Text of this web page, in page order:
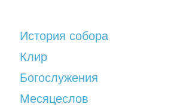
История собора
Клир
Богослужения
Месяцеслов